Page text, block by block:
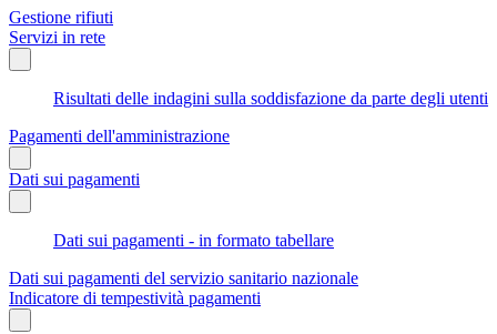
Gestione rifiuti
Servizi in rete
Risultati delle indagini sulla soddisfazione da parte degli utenti
Pagamenti dell'amministrazione
Dati sui pagamenti
Dati sui pagamenti - in formato tabellare
Dati sui pagamenti del servizio sanitario nazionale
Indicatore di tempestività pagamenti